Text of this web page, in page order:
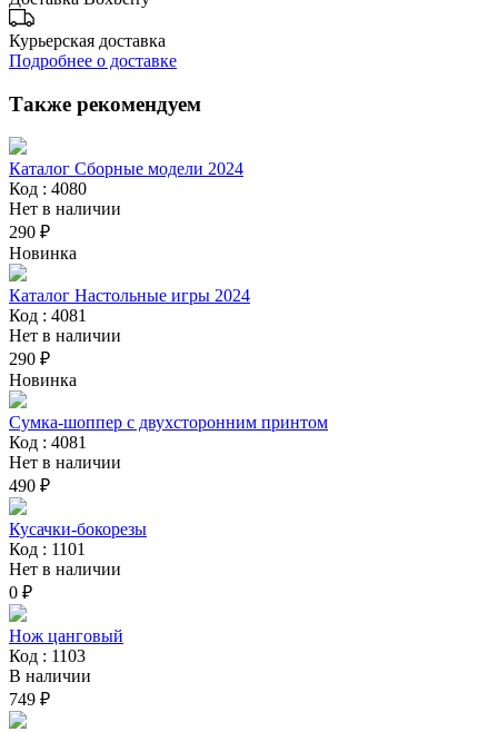
Курьерская доставка
Подробнее о доставке
Также рекомендуем
Каталог Сборные модели 2024
Код : 4080
Нет в наличии
290 ₽
Новинка
Каталог Настольные игры 2024
Код : 4081
Нет в наличии
290 ₽
Новинка
Сумка-шоппер с двухсторонним принтом
Код : 4081
Нет в наличии
490 ₽
Кусачки-бокорезы
Код : 1101
Нет в наличии
0 ₽
Нож цанговый
Код : 1103
В наличии
749 ₽